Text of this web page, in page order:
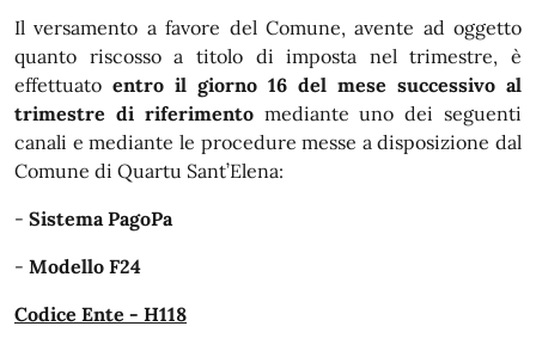
Il versamento a favore del Comune, avente ad oggetto
quanto riscosso a titolo di imposta nel trimestre, è
effettuato entro il giorno 16 del mese successivo al
trimestre di riferimentomediante uno dei seguenti
canali e mediante le procedure messe a disposizione dal
Comune di Quartu Sant’Elena:
- Sistema PagoPa
- Modello F24
Codice Ente - H118